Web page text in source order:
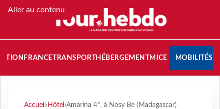
Aller au contenu
FRANCETRANSPORT HÉBERGEMENTMICE MOBILITÉS
Accueil › Hôtel ›Amarina 4*, à Nosy Be (Madagascar)